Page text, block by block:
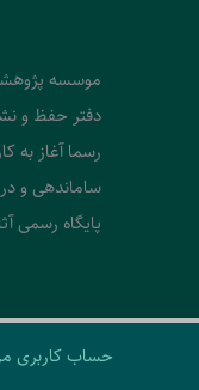
دفتر حفظ و
رسما آغاز به
ساماندهی و
پایگاه رسمی
حساب کاربری